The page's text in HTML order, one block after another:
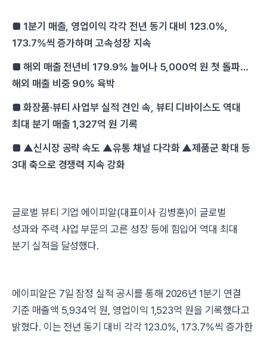
■ 1분기 매출, 영업이익 각각 전년 동기 대비 123.0%,
173.7%씩 증가하며 고속성장 지속
■ 해외 매출 전년비 179.9% 늘어나 5,000억 원 첫 돌파…
해외 매출 비중 90% 육박
■ 화장품·뷰티 사업부 실적 견인 속, 뷰티 디바이스도 역대
최대 분기 매출 1,327억 원 기록
■ ▲신시장 공략 속도 ▲유통 채널 다각화 ▲제품군 확대 등
3대 축으로 경쟁력 지속 강화
글로벌 뷰티 기업 에이피알(대표이사 김병훈)이 글로벌
성과와 주력 사업 부문의 고른 성장 등에 힘입어 역대 최대
분기 실적을 달성했다.
에이피알은 7일 잠정 실적 공시를 통해 2026년 1분기 연결
기준 매출액 5,934억 원, 영업이익 1,523억 원을 기록했다고
밝혔다. 이는 전년 동기 대비 각각 123.0%, 173.7%씩 증가한